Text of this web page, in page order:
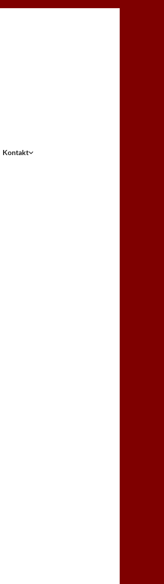
Kontakt